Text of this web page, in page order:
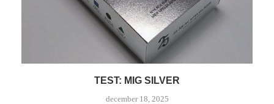
TEST: MIG 0-10
december 10, 2025